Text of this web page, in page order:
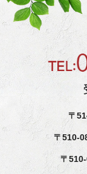
〒
〒510-
〒